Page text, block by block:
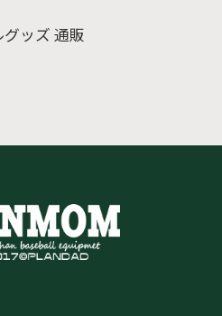
ッズ 通販